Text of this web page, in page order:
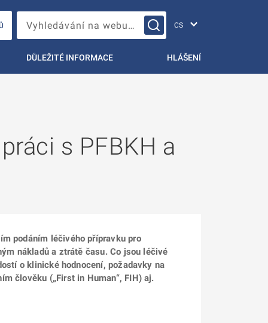
Vyhledávání na webu…
DŮLEŽITÉ INFORMACE HLÁŠENÍ
s PFBKH a
podáním léčivého přípravku pro
nákladů a ztrátě času. Co jsou léčivé
o klinické hodnocení, požadavky na
člověku („First in Human“, FIH) aj.